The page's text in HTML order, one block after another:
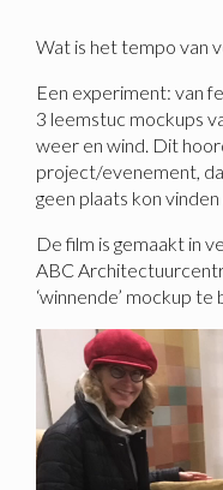
Wat is het tempo van
Een experiment: van
3 leemstuc mockups
weer en wind. Dit
project/evenement,
geen plaats kon
De film is gemaakt in
ABC
‘winnende’ mockup te